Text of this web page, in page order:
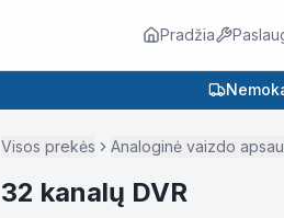
Pradžia
Visos prekės Analoginė vaizdo
32 kanalų DVR